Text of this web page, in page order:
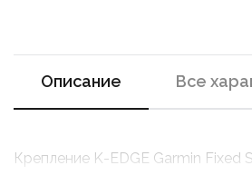
Описание Все
Крепление K-EDGE Garmin Fixed